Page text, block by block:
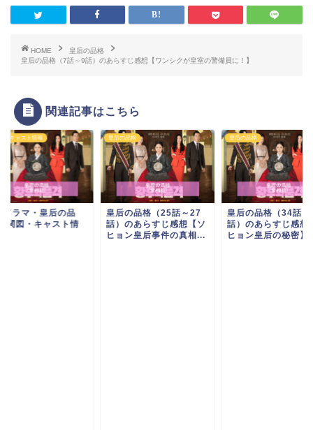
HOME
皇后の品格
皇后の品格（7話～9話）のあらすじ感想【ワンシクが皇室の警備員に！】
関連記事はこちら
・キャスト情報
ドラマ・皇后の品
関図・キャスト情
皇后の品格
皇后の品格（25話～27
話）のあらすじ感想【ソ
ヒョン皇后事件の真相...
皇后の品格
皇后の品格（34話～
話）のあらすじ感想
ヒョン皇后の秘密】